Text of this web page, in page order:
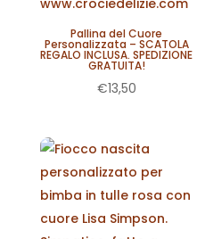
Pallina del Cuore
Personalizzata – SCATOLA
REGALO INCLUSA. SPEDIZIONE
GRATUITA!
€13,50